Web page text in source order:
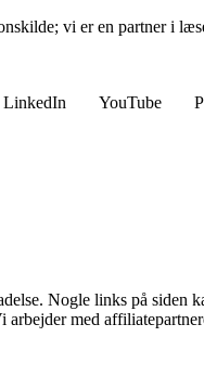
vi er en partner i
LinkedIn YouTube
Nogle links på siden
med